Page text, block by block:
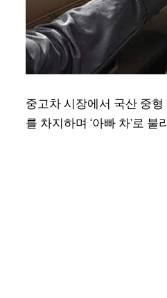
중고차 시장에서 국산 중
를 차지하며 ‘아빠 차’로